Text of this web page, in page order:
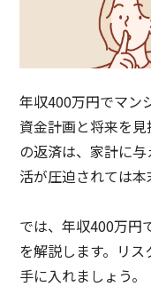
年収400万円でマン
資金計画と将来を
の返済は、家計に
活が圧迫されては本
では、年収400万円
を解説します。リ
手に入れましょう。